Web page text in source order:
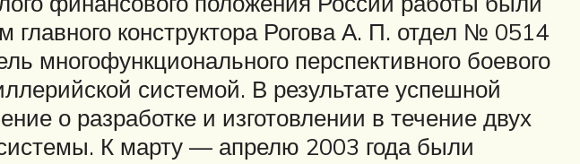
главного конструктора Рогова А. П. отдел № 0514
многофункционального перспективного боевого
системой. В результате успешной
о разработке и изготовлении в течение двух
К марту — апрелю 2003 года были